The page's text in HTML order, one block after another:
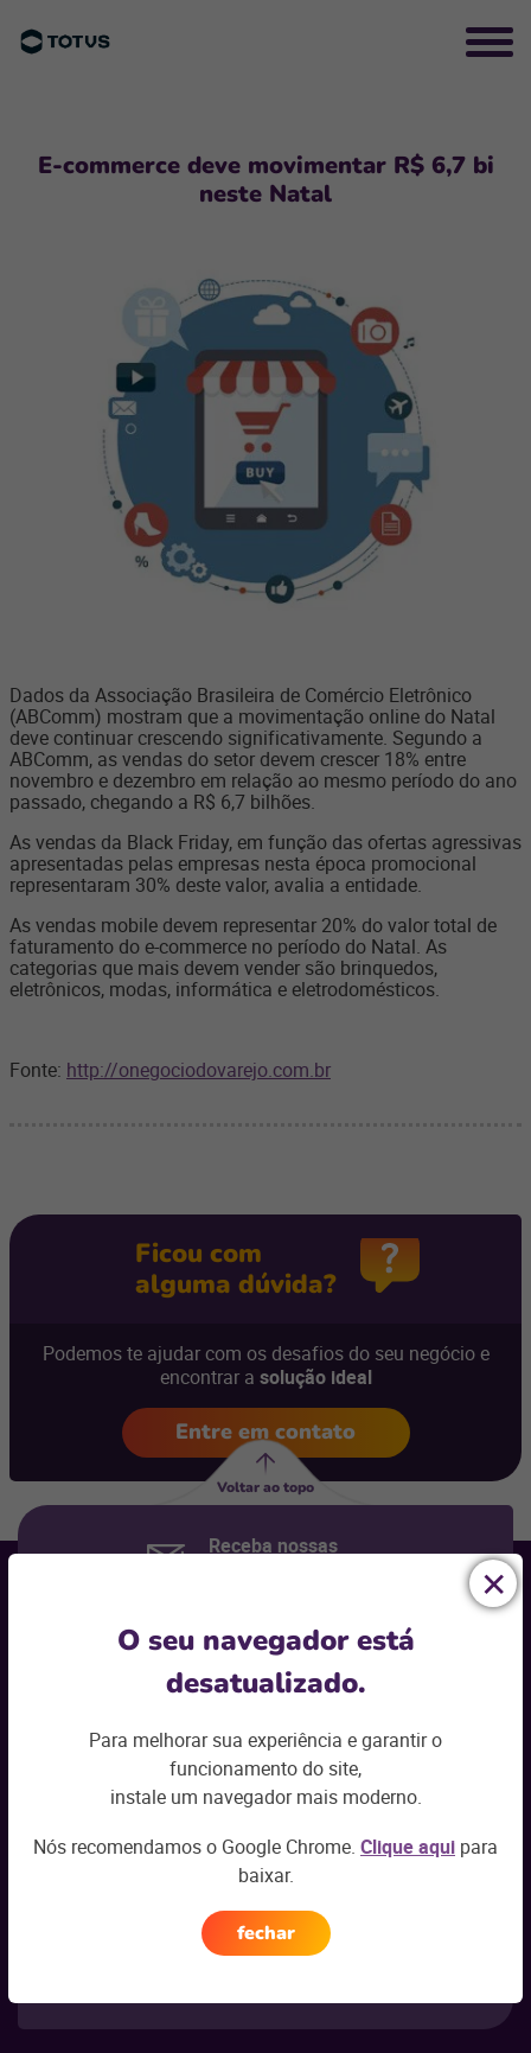
E-commerce deve movimentar R$ 6,7 bi
neste Natal
Dados da Associação Brasileira de Comércio Eletrônico
(ABComm) mostram que a movimentação online do Natal
deve continuar crescendo significativamente. Segundo a
ABComm, as vendas do setor devem crescer 18% entre
novembro e dezembro em relação ao mesmo período do ano
passado, chegando a R$ 6,7 bilhões.
As vendas da Black Friday, em função das ofertas agressivas
apresentadas pelas empresas nesta época promocional
representaram 30% deste valor, avalia a entidade.
As vendas mobile devem representar 20% do valor total de
faturamento do e-commerce no período do Natal. As
categorias que mais devem vender são brinquedos,
eletrônicos, modas, informática e eletrodomésticos.
Fonte: http://onegociodovarejo.com.br
Ficou com
alguma dúvida?
Podemos te ajudar com os desafios do seu negócio e
encontrar a solução ideal
Entre em contato
O seu navegador está
desatualizado.
Para melhorar sua experiência e garantir o
funcionamento do site,
instale um navegador mais moderno.
Nós recomendamos o Google Chrome. Clique aqui para
baixar.
fechar
Voltar ao topo
Receba nossas
Selecione
Esses dados serão utilizados nos termos do nosso
Enviar